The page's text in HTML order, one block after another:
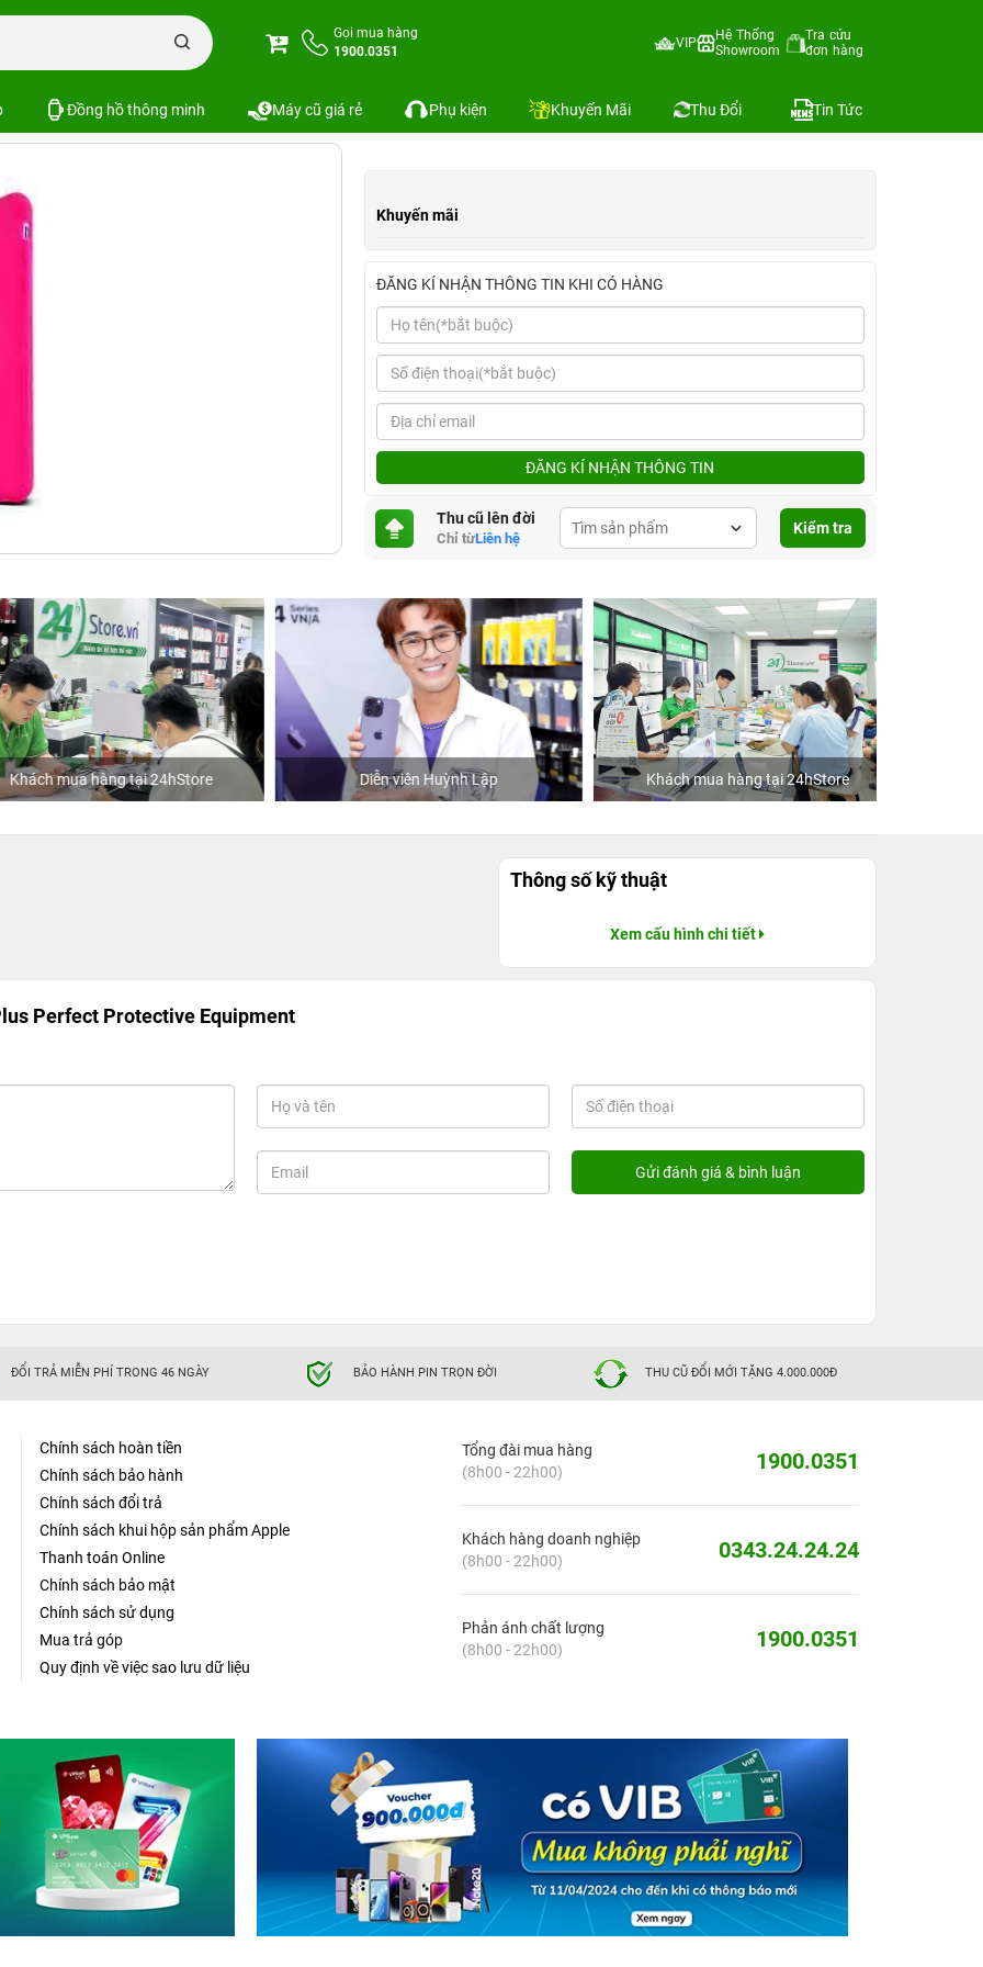
Gọi mua hàng
1900.0351
VIP
Hệ Thống
Showroom
Tra cứu
đơn hàng
Đồng hồ thông minh Máy cũ giá rẻ Phụ kiện Khuyến Mãi Thu Đổi Tin Tức
Ốp lưng iPhone 6 Plus Perfect Protective Equipment
Khuyến mãi
ĐĂNG KÍ NHẬN THÔNG TIN KHI CÓ HÀNG
ĐĂNG KÍ NHẬN THÔNG TIN
Thu cũ lên đời
Chỉ từLiên hệ
Kiểm tra
mua hàng tại 24hStore Diễn viên Huỳnh Lập Khách mua hàng tại 24hStore
Thông số kỹ thuật
Xem cấu hình chi tiết
Perfect Protective Equipment
ĐỔI TRẢ MIỄN PHÍ TRONG 46 NGÀY BẢO HÀNH PIN TRỌN ĐỜI THU CŨ ĐỔI MỚI TẶNG 4.000.000Đ
Chính sách hoàn tiền
Chính sách bảo hành
Chính sách đổi trả
Chính sách khui hộp sản phẩm Apple
Thanh toán Online
Chính sách bảo mật
Chính sách sử dụng
Mua trả góp
Quy định về việc sao lưu dữ liệu
Tổng đài mua hàng
(8h00 - 22h00)
1900.0351
Khách hàng doanh nghiệp
(8h00 - 22h00)
0343.24.24.24
Phản ánh chất lượng
(8h00 - 22h00)
1900.0351